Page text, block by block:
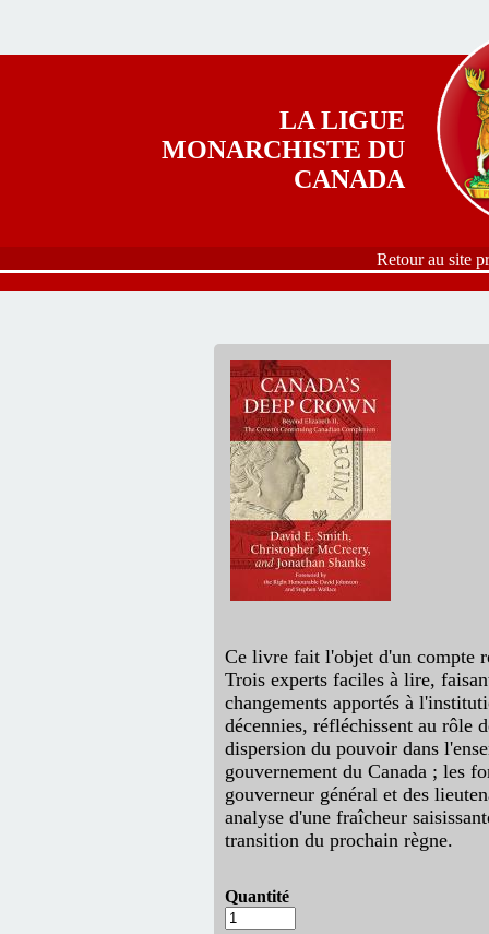
LA LIGUE
MONARCHISTE DU
CANADA
Retour au site
Ce livre fait l'objet d'un compte
Trois experts faciles à lire,
changements apportés à
décennies, réfléchissent au rôle
dispersion du pouvoir dans
gouvernement du Canada ; les
gouverneur général et des
analyse d'une fraîcheur
transition du prochain règne.
Quantité